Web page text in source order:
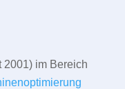
2001) im Bereich